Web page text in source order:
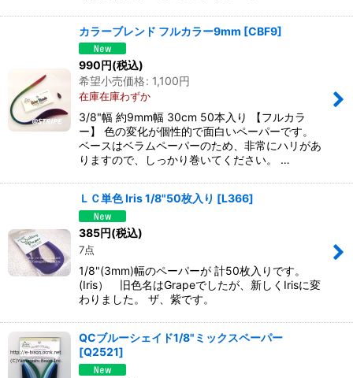
カラーブレンド フルカラー9mm [CBF9]
990円(税込)
希望小売価格: 1,100円
在庫在庫わずか
3/8"幅 約9mm幅 30cm 50本入り 【フルカラ
ー】 色の変化が個性的で面白いペーパーです。
ベースはベラムペーパーのため、非常にハリがあ
りますので、しっかり巻いてください。 …
ＬＣ単色 Iris 1/8"50枚入り [L366]
385円(税込)
7点
1/8"(3mm)幅のペーパーが 計50枚入りです。
(Iris） 旧色名はGrapeでしたが、新しくIrisに変
わりました。 ザ、紫です。
QCブルーシェイド1/8"ミックスペーパー
[Q2521]